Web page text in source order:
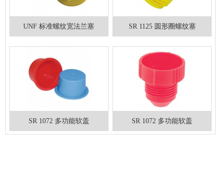
UNF 标准螺纹宽法兰塞 SR 1125 圆形圈螺纹塞
SR 1072 多功能软盖 SR 1072 多功能软盖